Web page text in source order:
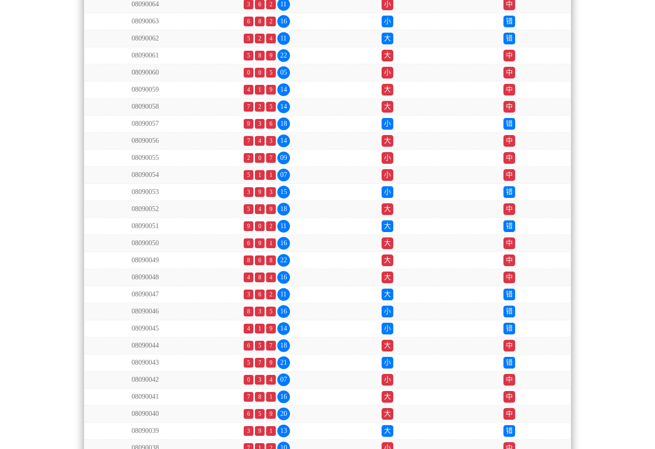
08090064 3 6 2 11 小 中
08090063 6 8 2 16 小 错
08090062 5 2 4 11 大 错
08090061 5 8 9 22 大 中
08090060 0 0 5 05 小 中
08090059 4 1 9 14 大 中
08090058 7 2 5 14 大 中
08090057 9 3 6 18 小 错
08090056 7 4 3 14 大 中
08090055 2 0 7 09 小 中
08090054 5 1 1 07 小 中
08090053 3 9 3 15 小 错
08090052 5 4 9 18 大 中
08090051 9 0 2 11 大 错
08090050 6 9 1 16 大 中
08090049 8 6 8 22 大 中
08090048 4 8 4 16 大 中
08090047 3 6 2 11 大 错
08090046 8 3 5 16 小 错
08090045 4 1 9 14 小 错
08090044 6 5 7 18 大 中
08090043 5 7 9 21 小 错
08090042 0 3 4 07 小 中
08090041 7 8 1 16 大 中
08090040 6 5 9 20 大 中
08090039 3 9 1 13 大 错